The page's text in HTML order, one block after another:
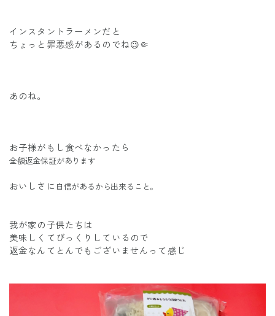
インスタントラーメンだと
ちょっと罪悪感があるのでね😉🤏
あのね。
お子様がもし食べなかったら
全額返金保証があります
おいしさに 自信があるから出来ること。
我が家の子供たちは
美味しくてびっくりしているので
返金なんてとんでもございませんって感じ